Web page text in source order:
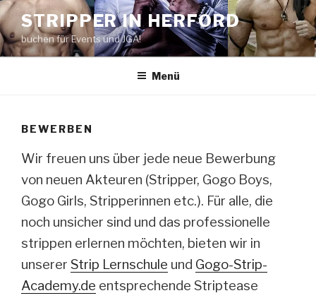
Zum
Inhalt
springen
STRIPPER IN HERFORD
buchen für Events und JGA!
Menü
BEWERBEN
Wir freuen uns über jede neue Bewerbung
von neuen Akteuren (Stripper, Gogo Boys,
Gogo Girls, Stripperinnen etc.). Für alle, die
noch unsicher sind und das professionelle
strippen erlernen möchten, bieten wir in
unserer Strip Lernschule und Gogo-Strip-
Academy.de entsprechende Striptease